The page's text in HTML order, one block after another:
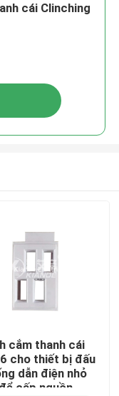
cái Clinching
cắm thanh cái
cho thiết bị đấu
dẫn điện nhỏ
cấp nguồn